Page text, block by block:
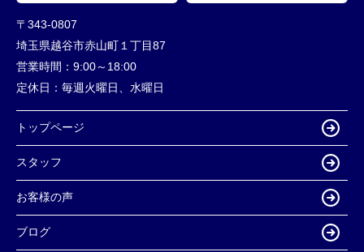
〒343-0807
埼玉県越谷市赤山町１丁目87
営業時間： 9:00～18:00
定休日： 毎週火曜日、水曜日
トップページ
スタッフ
お客様の声
ブログ